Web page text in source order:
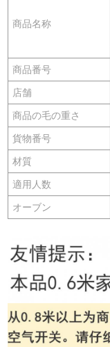
商品名称
商品番号
店舗
商品の毛の重さ
貨物番号
材質
適用人数
オーブン